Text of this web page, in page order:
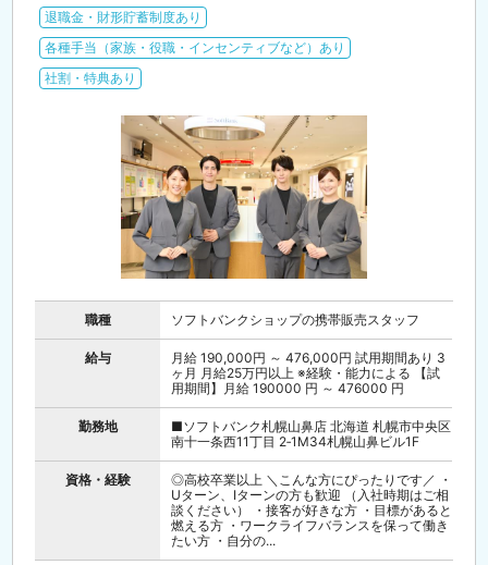
退職金・財形貯蓄制度あり
各種手当（家族・役職・インセンティブなど）あり
社割・特典あり
職種 ソフトバンクショップの携帯販売スタッフ
給与
月給 190,000円 ～ 476,000円 試用期間あり 3
ヶ月 月給25万円以上 ※経験・能力による 【試
用期間】月給 190000 円 ～ 476000 円
勤務地
■ソフトバンク札幌山鼻店 北海道 札幌市中央区
南十一条西11丁目 2‐1M34札幌山鼻ビル1F
資格・経験
◎高校卒業以上 ＼こんな方にぴったりです／ ・
Uターン、Iターンの方も歓迎 （入社時期はご相
談ください） ・接客が好きな方 ・目標があると
燃える方 ・ワークライフバランスを保って働き
たい方 ・自分の...